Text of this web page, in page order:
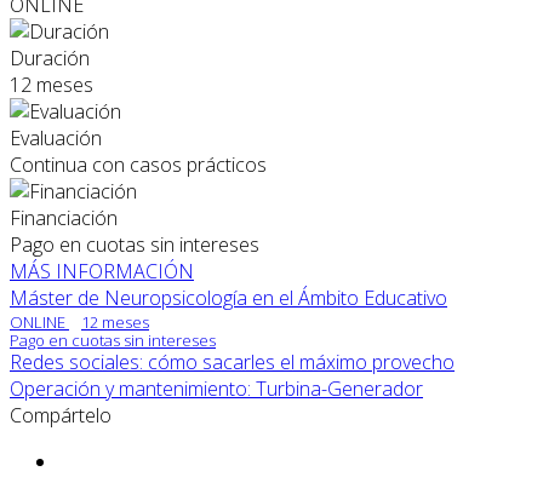
Duración
12 meses
Evaluación
Continua con casos prácticos
Financiación
Pago en cuotas sin intereses
MÁS INFORMACIÓN
Máster de Neuropsicología en el Ámbito Educativo
ONLINE
12 meses
Pago en cuotas sin intereses
Redes sociales: cómo sacarles el máximo provecho
Operación y mantenimiento: Turbina-Generador
Compártelo